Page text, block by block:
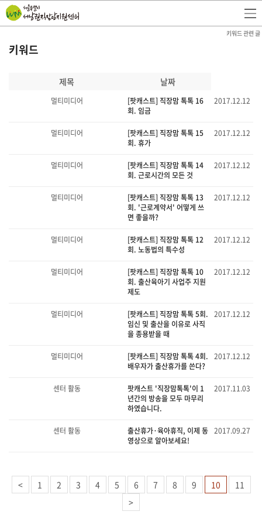
키워드
키워드 관련 글
제목 날짜
멀티미디어
[팟캐스트] 직장맘 톡톡 16
회. 임금
2017.12.12
멀티미디어
[팟캐스트] 직장맘 톡톡 15
회. 휴가
2017.12.12
멀티미디어
[팟캐스트] 직장맘 톡톡 14
회. 근로시간의 모든 것
2017.12.12
멀티미디어
[팟캐스트] 직장맘 톡톡 13
회. '근로계약서' 어떻게 쓰
면 좋을까?
2017.12.12
멀티미디어
[팟캐스트] 직장맘 톡톡 12
회. 노동법의 특수성
2017.12.12
멀티미디어
[팟캐스트] 직장맘 톡톡 10
회. 출산육아기 사업주 지원
제도
2017.12.12
멀티미디어
[팟캐스트] 직장맘 톡톡 5회.
임신 및 출산을 이유로 사직
을 종용받을 때
2017.12.12
멀티미디어
[팟캐스트] 직장맘 톡톡 4회.
배우자가 출산휴가를 쓴다?
2017.12.12
센터 활동
팟캐스트 '직장맘톡톡'이 1
년간의 방송을 모두 마무리
하였습니다.
2017.11.03
센터 활동
출산휴가·육아휴직, 이제 동
영상으로 알아보세요!
2017.09.27
< 1 2 3 4 5 6 7 8 9 10
11
>